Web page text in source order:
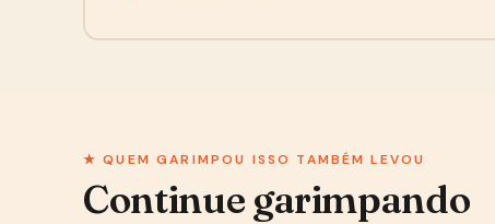
★ QUEM GARIMPOU ISSO TAMBÉM LEVOU
Continue garimpando